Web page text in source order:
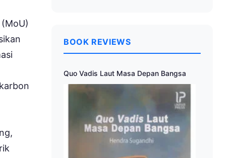
BOOK REVIEWS
Quo Vadis Laut Masa Depan Bangsa